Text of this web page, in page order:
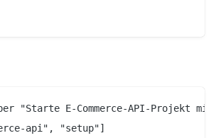
"Starte E-Commerce-API-Projekt